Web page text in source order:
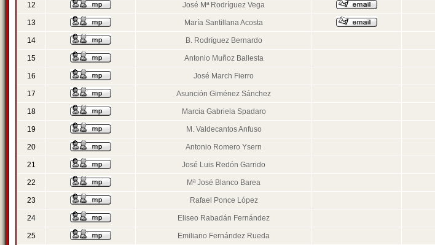
12 José Mª Rodríguez Vega
13 María Santillana Acosta
14 B. Rodríguez Bernardo
15 Antonio Muñoz Ballesta
16 José March Fierro
17 Asunción Giménez Sánchez
18 Marcia Gabriela Spadaro
19 M. Valdecantos Anfuso
20 Antonio Romero Ysern
21 José Luis Redón Garrido
22 Mª José Blanco Barea
23 Rafael Ponce López
24 Eliseo Rabadán Fernández
25 Emiliano Fernández Rueda